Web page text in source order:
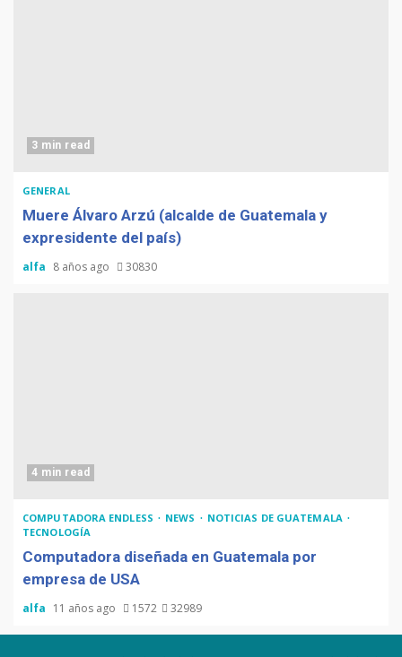
3 min read
GENERAL
Muere Álvaro Arzú (alcalde de Guatemala y
expresidente del país)
alfa 8 años ago 30830
4 min read
COMPUTADORA ENDLESS NEWS
NOTICIAS DE GUATEMALA
TECNOLOGÍA
Computadora diseñada en Guatemala por
empresa de USA
alfa 11 años ago 1572 32989